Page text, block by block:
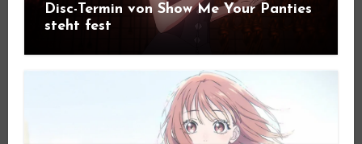
Disc-Termin von Show Me Your Panties
steht fest